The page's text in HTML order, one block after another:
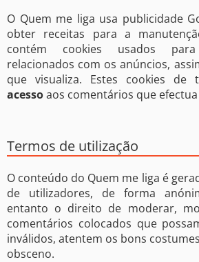
O Quem me liga usa publicidade
obter receitas para a
contém cookies usados
relacionados com os anúncios,
que visualiza. Estes cookies de
acessoaos comentários que
Termos de utilização
O conteúdo do Quem me liga é
de utilizadores, de forma
entanto o direito de moderar,
comentários colocados que
inválidos, atentem os bons
obsceno.